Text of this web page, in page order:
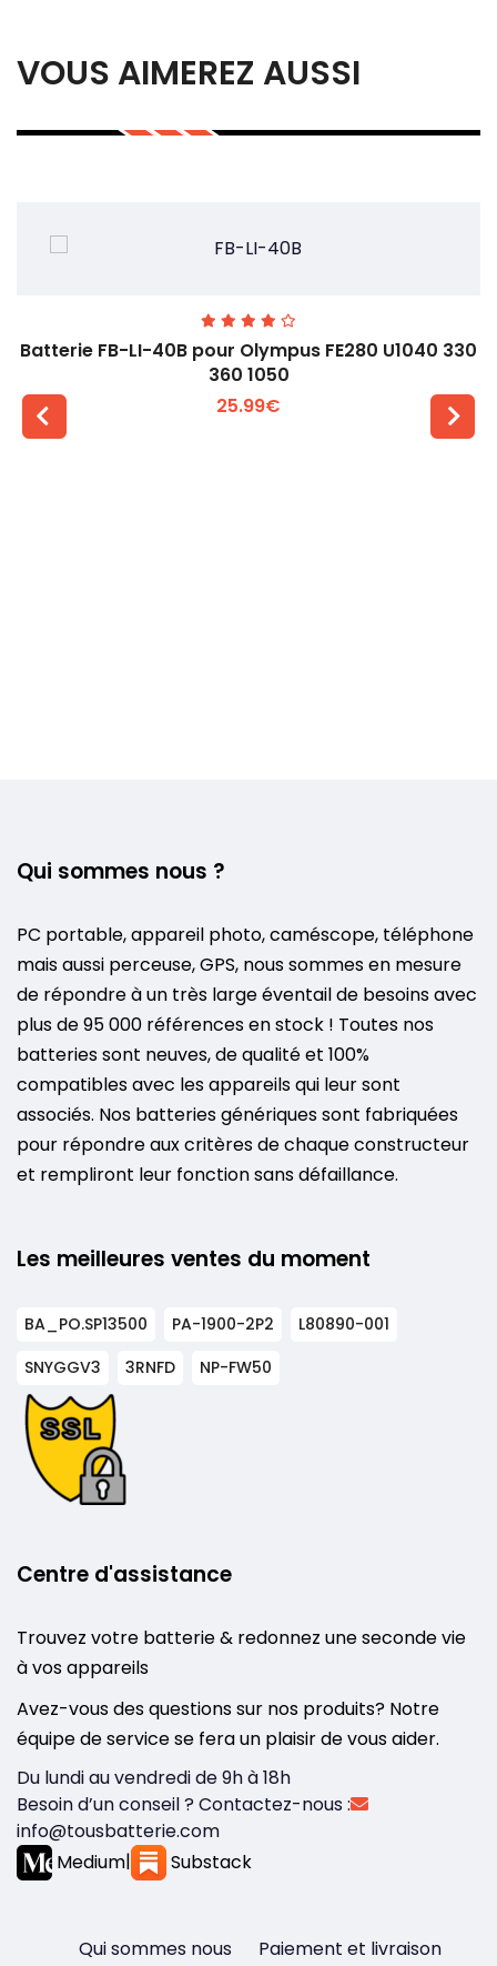
VOUS AIMEREZ AUSSI
Batterie FB-LI-40B pour Olympus FE280 U1040 330
360 1050
25.99€
Qui sommes nous ?
PC portable, appareil photo, caméscope, téléphone
mais aussi perceuse, GPS, nous sommes en mesure
de répondre à un très large éventail de besoins avec
plus de 95 000 références en stock ! Toutes nos
batteries sont neuves, de qualité et 100%
compatibles avec les appareils qui leur sont
associés. Nos batteries génériques sont fabriquées
pour répondre aux critères de chaque constructeur
et rempliront leur fonction sans défaillance.
Les meilleures ventes du moment
BA_PO.SP13500 PA-1900-2P2
L80890-001
SNYGGV3
3RNFD NP-FW50
Centre d'assistance
Trouvez votre batterie & redonnez une seconde vie
à vos appareils
Avez-vous des questions sur nos produits? Notre
équipe de service se fera un plaisir de vous aider.
Du lundi au vendredi de 9h à 18h
Besoin d’un conseil ? Contactez-nous :
info@tousbatterie.com
Medium| Substack
Qui sommes nous
Paiement et livraison